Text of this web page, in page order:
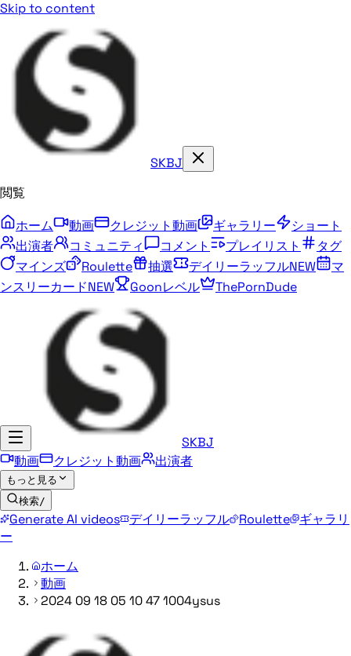
Skip to content
SKBJ
閲覧
ホーム
動画 クレジット動画 ギャラリー
ショート
出演者
コミュニティ コメント プレイリスト
タグ
マインズ
Roulette 抽選 デイリーラッフルNEW
マ
ンスリーカードNEW Goonレベル ThePornDude
SKBJ
動画
クレジット動画 出演者
もっと見る
検索/
Generate AI videos デイリーラッフル Roulette
ギャラリ
ー
ホーム
動画
2024 09 18 05 10 47 1004ysus